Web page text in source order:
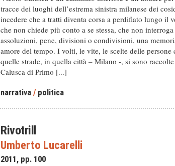
tracce dei luoghi dell’estrema sinistra milanese dei
incedere che a tratti diventa corsa a perdifiato lungo il
che non chiede più conto a se stessa, che non
assoluzioni, pene, divisioni o condivisioni, una
amore del tempo. I volti, le vite, le scelte delle
quelle strade, in quella città – Milano -, si sono
Calusca di Primo [...]
narrativa / politica
Rivotrill
Umberto Lucarelli
2011, pp. 100